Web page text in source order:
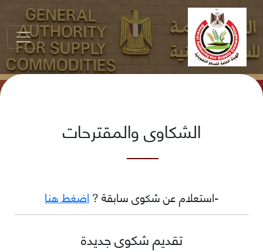
الشكاوى والمقترحات
-استعلام عن شكوى سابقة ?اضغط هنا
تقديم شكوى جديدة